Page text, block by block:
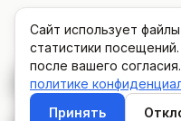
Сайт использует
статистики
после вашего
политике
Принять